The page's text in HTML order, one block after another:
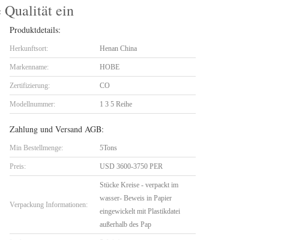
Qualität ein
Produktdetails:
Herkunftsort: Henan China
Markenname: HOBE
Zertifizierung: CO
Modellnummer: 1 3 5 Reihe
Zahlung und Versand AGB:
Min Bestellmenge: 5Tons
Preis: USD 3600-3750 PER
Verpackung Informationen:
Stücke Kreise - verpackt im
wasser- Beweis in Papier
eingewickelt mit Plastikdatei
außerhalb des Pap